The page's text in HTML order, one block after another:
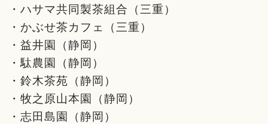
・ハサマ共同製茶組合（三重）
・かぶせ茶カフェ（三重）
・益井園（静岡）
・駄農園（静岡）
・鈴木茶苑（静岡）
・牧之原山本園（静岡）
・志田島園（静岡）